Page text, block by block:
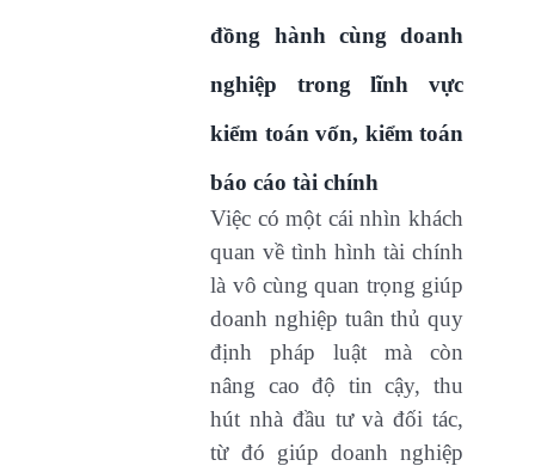
đồng hành cùng doanh
nghiệp trong lĩnh vực
kiểm toán vốn, kiểm toán
báo cáo tài chính
Việc có một cái nhìn khách
quan về tình hình tài chính
là vô cùng quan trọng giúp
doanh nghiệp tuân thủ quy
định pháp luật mà còn
nâng cao độ tin cậy, thu
hút nhà đầu tư và đối tác,
từ đó giúp doanh nghiệp